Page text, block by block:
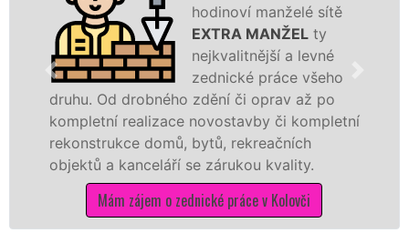
hodinoví manželé sítě
EXTRA MANŽELty
nejkvalitnější a levné
zednické práce všeho
Od drobného zdění či oprav až po
realizace novostavby či kompletní
domů, bytů, rekreačních
a kanceláří se zárukou kvality.
Mám zájem o zednické práce v Kolovči
příčky z